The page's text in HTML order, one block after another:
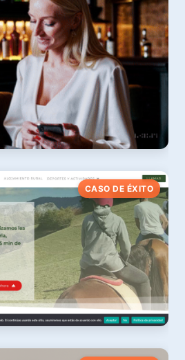
CASO DE ÉXITO